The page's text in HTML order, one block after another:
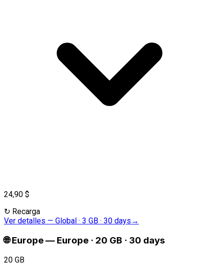
24,90 $
↻ Recarga
Ver detalles — Global · 3 GB · 30 days →
🌐 Europe— Europe · 20 GB · 30 days
20 GB